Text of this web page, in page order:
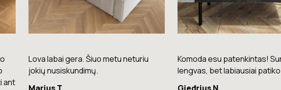
Komoda esu patenkintas! Surinkimas
lengvas, bet labiausiai patiko spalva.
Puikios kokybės kėdės –
patogios ir stilingos.